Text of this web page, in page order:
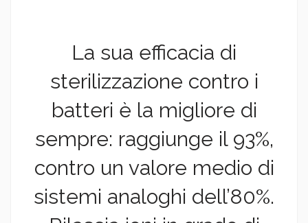
La sua efficacia di
sterilizzazione contro i
batteri è la migliore di
sempre: raggiunge il 93%,
contro un valore medio di
sistemi analoghi dell’80%.